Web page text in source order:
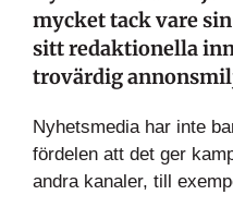
mycket tack vare
sitt redaktionella
trovärdig
Nyhetsmedia har inte
fördelen att det ger
andra kanaler, till